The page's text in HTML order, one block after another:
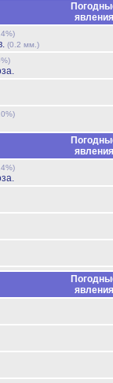
явления
(0.2 мм.)
явления
явления